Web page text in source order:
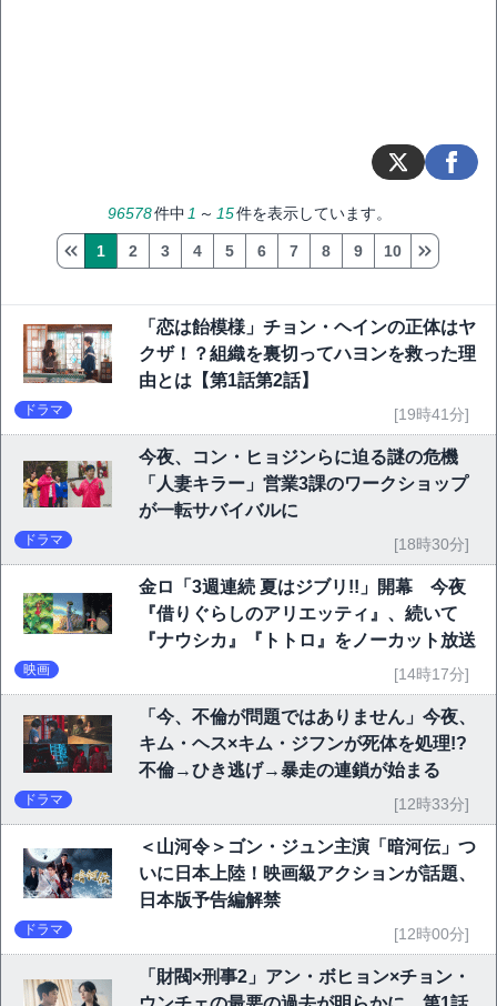
96578件中 1 ～ 15件を表示しています。
1 2 3 4 5 6 7 8 9 10
「恋は飴模様」チョン・ヘインの正体はヤ
クザ！？組織を裏切ってハヨンを救った理
由とは【第1話第2話】
ドラマ [19時41分]
今夜、コン・ヒョジンらに迫る謎の危機
「人妻キラー」営業3課のワークショップ
が一転サバイバルに
ドラマ [18時30分]
金ロ「3週連続 夏はジブリ!!」開幕 今夜
『借りぐらしのアリエッティ』、続いて
『ナウシカ』『トトロ』をノーカット放送
映画 [14時17分]
「今、不倫が問題ではありません」今夜、
キム・ヘス×キム・ジフンが死体を処理!?
不倫→ひき逃げ→暴走の連鎖が始まる
ドラマ [12時33分]
＜山河令＞ゴン・ジュン主演「暗河伝」つ
いに日本上陸！映画級アクションが話題、
日本版予告編解禁
ドラマ [12時00分]
「財閥×刑事2」アン・ボヒョン×チョン・